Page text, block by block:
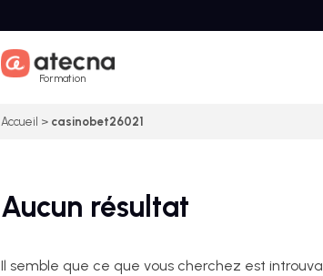
Formation
Accueil > casinobet26021
Aucun résultat
Il semble que ce que vous cherchez est